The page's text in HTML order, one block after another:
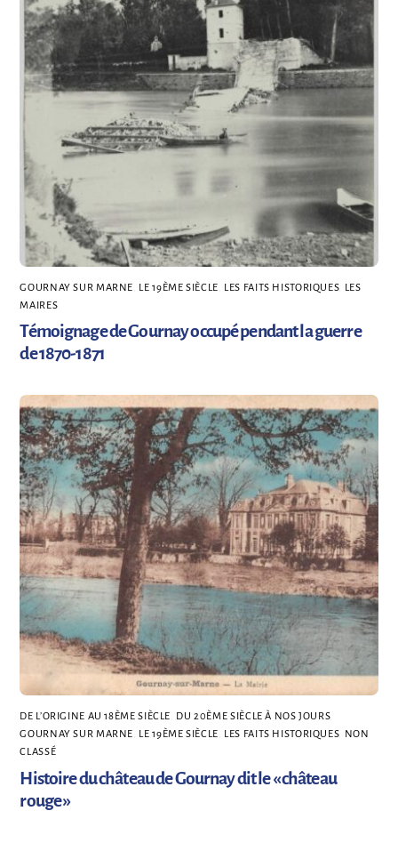
GOURNAY SUR MARNE LE 19ÈME SIÈCLE LES FAITS HISTORIQUES,
LES
MAIRES
Témoignage de Gournay occupé pendant la guerre
de 1870-1871
DE L’ORIGINE AU 18ÈME SIÈCLE DU 20ÈME SIÈCLE À NOS JOURS,
GOURNAY SUR MARNE
LE 19ÈME SIÈCLE LES FAITS HISTORIQUES,
NON
CLASSÉ
Histoire du château de Gournay dit le « château
rouge »